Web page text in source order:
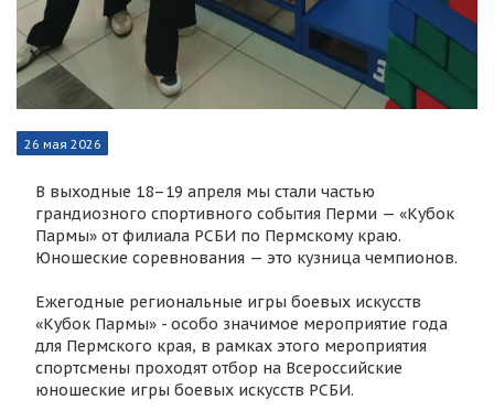
26 мая 2026
В выходные 18–19 апреля мы стали частью
грандиозного спортивного события Перми — «Кубок
Пармы» от филиала РСБИ по Пермскому краю.
Юношеские соревнования — это кузница чемпионов.
Ежегодные региональные игры боевых искусств
«Кубок Пармы» - особо значимое мероприятие года
для Пермского края, в рамках этого мероприятия
спортсмены проходят отбор на Всероссийские
юношеские игры боевых искусств РСБИ.